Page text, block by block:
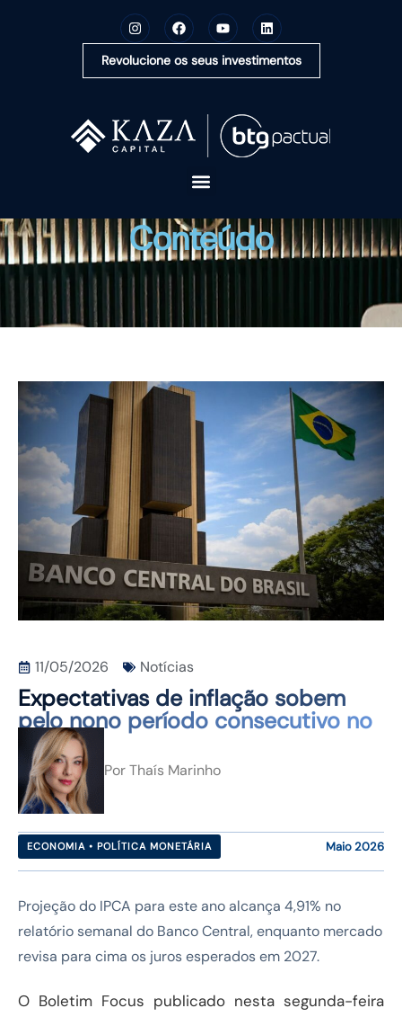
Revolucione os seus investimentos
A KAZA CAPITAL
SOLUÇÕES
MONTE SUA CARTEIRA
CONTEÚDOS
Conteúdo
11/05/2026 Notícias
Expectativas de inflação sobem
pelo nono período consecutivo no
Focus
PorThaís Marinho
ECONOMIA • POLÍTICA MONETÁRIA Maio 2026
Projeção do IPCA para este ano alcança 4,91% no
relatório semanal do Banco Central, enquanto mercado
revisa para cima os juros esperados em 2027.
O Boletim Focus publicado nesta segunda-feira